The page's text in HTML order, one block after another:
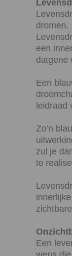
dromen.
een
datgene
Een
leidraad
Zo’n
zul je
te
Een